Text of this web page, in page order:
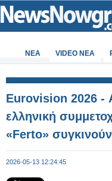
ΝΕΑ VIDEO NEA
Eurovision 2026 -
ελληνική
«Ferto»
2026-05-13 12:24:45